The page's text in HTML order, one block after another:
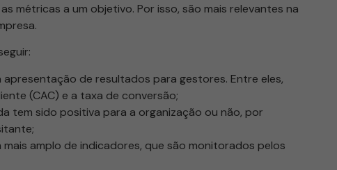
métricas a um objetivo. Por isso, são mais relevantes na
de resultados para gestores. Entre eles,
(CAC) e a taxa de conversão;
tem sido positiva para a organização ou não, por
amplo de indicadores, que são monitorados pelos